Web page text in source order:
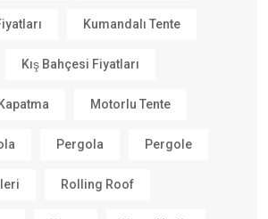
Kumandalı Tente
Kış Bahçesi Fiyatları
Motorlu Tente
Pergola Pergole
Rolling Roof